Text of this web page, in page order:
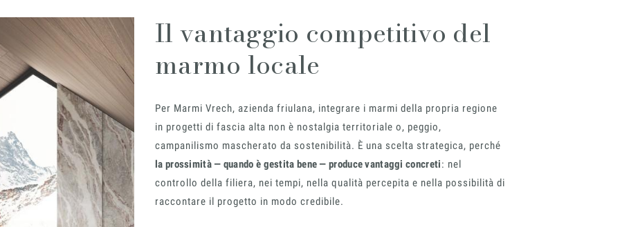
Il vantaggio competitivo del
marmo locale
Per Marmi Vrech, azienda friulana, integrare i marmi della propria regione
in progetti di fascia alta non è nostalgia territoriale o, peggio,
campanilismo mascherato da sostenibilità. È una scelta strategica, perché
la prossimità — quando è gestita bene — produce vantaggi concreti: nel
controllo della filiera, nei tempi, nella qualità percepita e nella possibilità di
raccontare il progetto in modo credibile.